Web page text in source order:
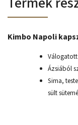
Kimbo Napoli
Válogatott
Ázsiából
Sima,
sült